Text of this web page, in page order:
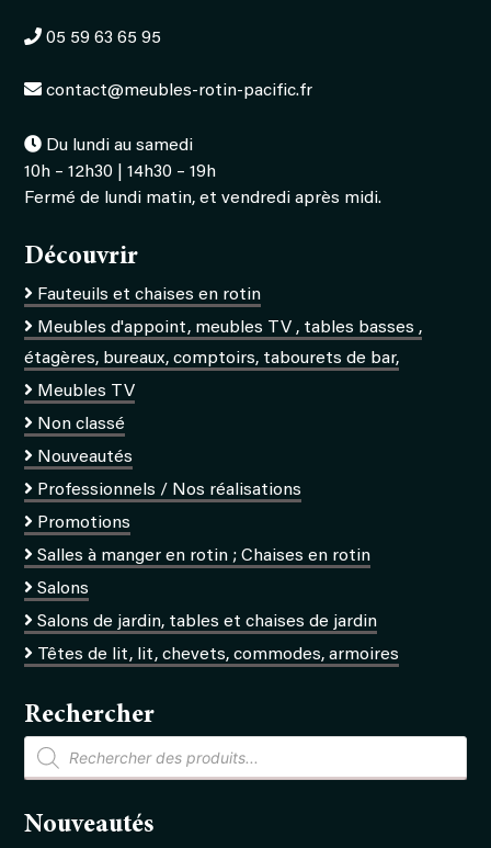
05 59 63 65 95
contact@meubles-rotin-pacific.fr
Du lundi au samedi
10h – 12h30 | 14h30 – 19h
Fermé de lundi matin, et vendredi après midi.
Découvrir
Fauteuils et chaises en rotin
Meubles d'appoint, meubles TV , tables basses ,
étagères, bureaux, comptoirs, tabourets de bar,
Meubles TV
Non classé
Nouveautés
Professionnels / Nos réalisations
Promotions
Salles à manger en rotin ; Chaises en rotin
Salons
Salons de jardin, tables et chaises de jardin
Têtes de lit, lit, chevets, commodes, armoires
Rechercher
Recherche
de
produits
Nouveautés